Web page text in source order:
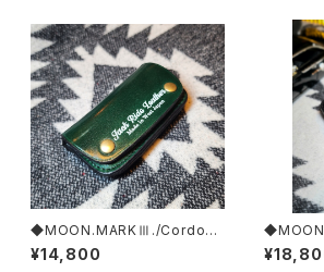
◆MOON.MARKⅢ./Cordova
n. Coin Case.xxx. Green.E
dition
¥14,800
t. Coin
tion